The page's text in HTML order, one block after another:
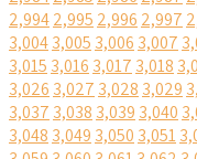
2,9942,995 2,996 2,997
3,0043,005 3,006 3,007
3,015 3,016 3,017 3,018
3,026 3,027 3,028 3,029
3,037 3,038 3,039 3,040
3,048 3,049 3,050 3,051